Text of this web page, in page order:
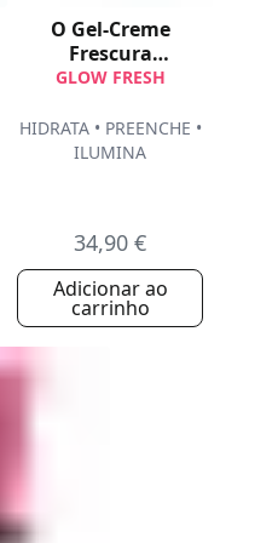
O Gel-Creme
Frescura
Luminosidade
GLOW FRESH
HIDRATA • PREENCHE •
ILUMINA
34,90 €
Adicionar ao
carrinho